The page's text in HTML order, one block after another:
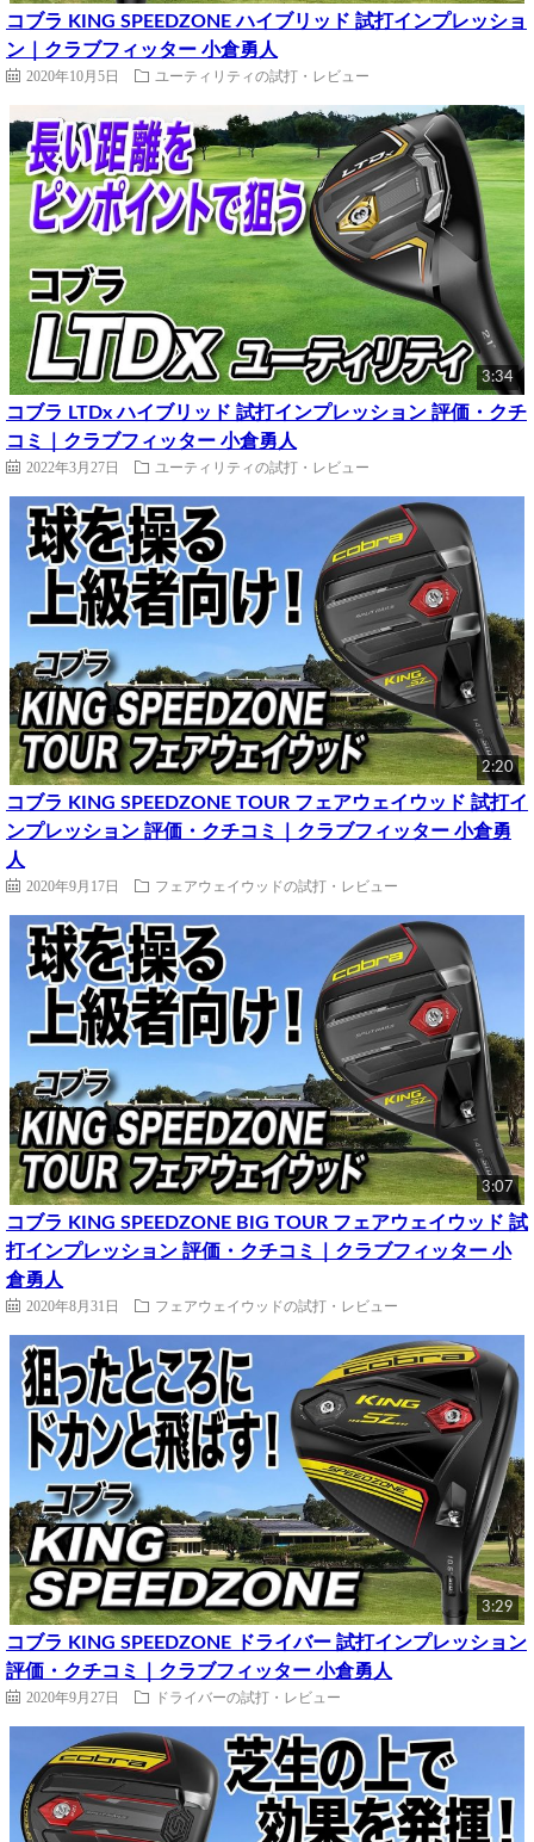
コブラ KING SPEEDZONE ハイブリッド 試打インプレッショ
ン｜クラブフィッター 小倉勇人
2020年10月5日 ユーティリティの試打・レビュー
3:34
コブラ LTDx ハイブリッド 試打インプレッション 評価・クチ
コミ｜クラブフィッター 小倉勇人
2022年3月27日 ユーティリティの試打・レビュー
2:20
コブラ KING SPEEDZONE TOUR フェアウェイウッド 試打イ
ンプレッション 評価・クチコミ｜クラブフィッター 小倉勇
人
2020年9月17日 フェアウェイウッドの試打・レビュー
3:07
コブラ KING SPEEDZONE BIG TOUR フェアウェイウッド 試
打インプレッション 評価・クチコミ｜クラブフィッター 小
倉勇人
2020年8月31日 フェアウェイウッドの試打・レビュー
3:29
コブラ KING SPEEDZONE ドライバー 試打インプレッション
評価・クチコミ｜クラブフィッター 小倉勇人
2020年9月27日 ドライバーの試打・レビュー